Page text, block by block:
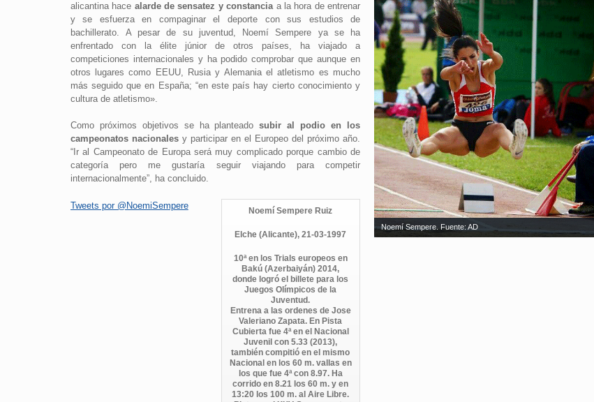
Noemí Sempere. Fuente: AD
alicantina hace alarde de sensatez y constanciaa la hora de entrenar
y se esfuerza en compaginar el deporte con sus estudios de
bachillerato. A pesar de su juventud, Noemí Sempere ya se ha
enfrentado con la élite júnior de otros países, ha viajado a
competiciones internacionales y ha podido comprobar que aunque en
otros lugares como EEUU, Rusia y Alemania el atletismo es mucho
más seguido que en España; “en este país hay cierto conocimiento y
cultura de atletismo».
Como próximos objetivos se ha planteadosubir al podio en los
campeonatos nacionalesy participar en el Europeo del próximo año.
“Ir al Campeonato de Europa será muy complicado porque cambio de
categoría pero me gustaría seguir viajando para competir
internacionalmente”, ha concluido.
Tweets por @NoemiSempere Noemí Sempere Ruiz
Elche (Alicante), 21-03-1997
10ª en los Trials europeos en
Bakú (Azerbaiyán) 2014,
donde logró el billete para los
Juegos Olímpicos de la
Juventud.
Entrena a las ordenes de Jose
Valeriano Zapata. En Pista
Cubierta fue 4ª en el Nacional
Juvenil con 5.33 (2013),
también compitió en el mismo
Nacional en los 60 m. vallas en
los que fue 4ª con 8.97. Ha
corrido en 8.21 los 60 m. y en
13:20 los 100 m. al Aire Libre.